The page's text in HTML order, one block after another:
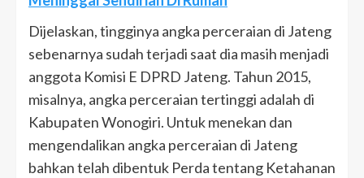
Dijelaskan, tingginya angka perceraian di Jateng
sebenarnya sudah terjadi saat dia masih menjadi
anggota Komisi E DPRD Jateng. Tahun 2015,
misalnya, angka perceraian tertinggi adalah di
Kabupaten Wonogiri. Untuk menekan dan
mengendalikan angka perceraian di Jateng
bahkan telah dibentuk Perda tentang Ketahanan